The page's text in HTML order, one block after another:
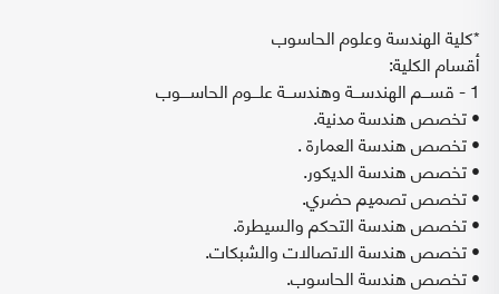
*كلية الهندسة وعلوم الحاسوب
أقسام الكلية:
1 - قســـم الهندســـة وهندســـة علـــوم الحاســــوب
• تخصص هندسة مدنية.
• تخصص هندسة العمارة .
• تخصص هندسة الديكور.
• تخصص تصميم حضري.
• تخصص هندسة التحكم والسيطرة.
• تخصص هندسة الاتصالات والشبكات.
• تخصص هندسة الحاسوب.